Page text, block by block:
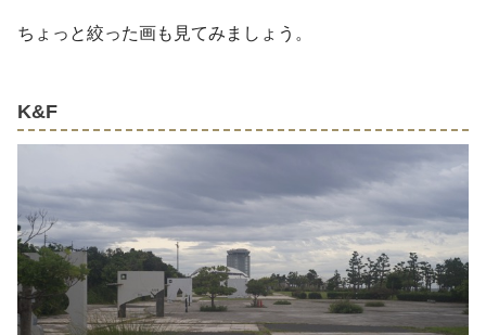
ちょっと絞った画も見てみましょう。
K&F